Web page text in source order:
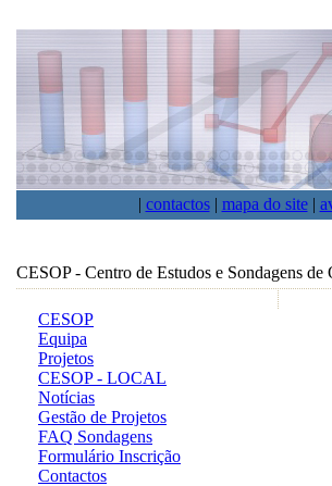
| contactos| mapa do site|
CESOP - Centro de Estudos e Sondagens de
CESOP
Equipa
Projetos
CESOP - LOCAL
Notícias
Gestão de Projetos
FAQ Sondagens
Formulário Inscrição
Contactos